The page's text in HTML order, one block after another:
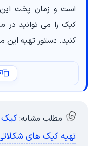
کیک را می توانید در
کنید. دستور تهیه این مطلب
مطلب مشابه:کیک
تهیه کیک های